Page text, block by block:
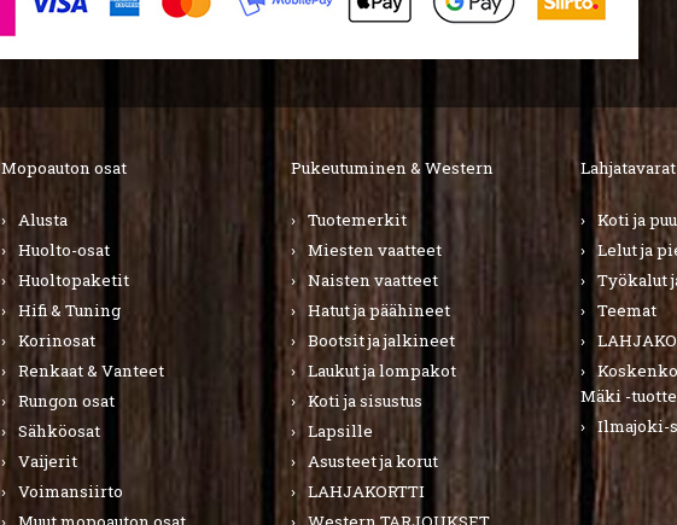
Mopoauton osat
Alusta
Huolto-osat
Huoltopaketit
Hifi & Tuning
Korinosat
Renkaat & Vanteet
Rungon osat
Sähköosat
Vaijerit
Voimansiirto
Pukeutuminen & Western
Tuotemerkit
Miesten vaatteet
Naisten vaatteet
Hatut ja päähineet
Bootsit ja jalkineet
Laukut ja lompakot
Koti ja sisustus
Lapsille
Asusteet ja korut
LAHJAKORTTI
Koti ja
Lelut ja
Työkalut
Teemat
Mäki -
Ilmajoki-